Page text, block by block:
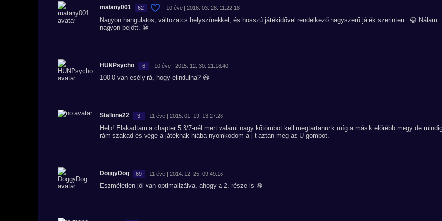
matany001 62 10 éve | 2016. 03. 28. 11:22:18
Nagyon hangulatos, változatos helyszínekkel, és hosszú játékidővel rendelkező nagyszerű játék szerintem. 😀 Nálam
nagyon bejött. 😀
HUNPsycho 6 10 éve | 2015. 12. 30. 21:18:40
100-0 van esély rá, hogy elindulna? 😃
Stallone22 3 11 éve | 2015. 01. 19. 13:27:28
Help! Elakadtam a chapter 5:3/7-nél mert valami nagy kőtömböt kell megtartanunk míg a másik előrébb megy de mindig
rám szakad és vége a játéknak hiába nyomkodom a j-t aztán meg az U gombot.
DoggyDog 69 11 éve | 2014. 12. 25. 09:49:16
Eszméletlen jól van optimalizálva, ahogy a 2. része is 😀